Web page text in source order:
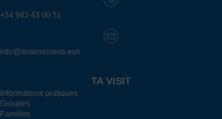
+34 943 43 00 51
info@itsasmuseoa.eus
TA VISIT
Informations pratiques
Groupes
Familles